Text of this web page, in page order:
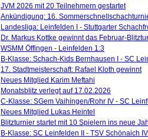
JVM 2026 mit 20 Teilnehmern gestartet
Ankündigung: 16.
Landesliga: Leinfelden I - Stuttgarter
Dr. Markus Kottke gewinnt das Februar-
WSMM Öffingen - Leinfelden 1:3
B-Klasse: Schach-Kids Bernhausen I - SC
17. Stadtmeisterschaft: Rafael Kloth gewinnt
Neues Mitglied Karim Meftahi
Monatsblitz verlegt auf 17.02.2026
C-Klasse: SGem Vaihingen/Rohr IV - SC
Neues Mitglied Lukas Heintel
Blitzturnier startet mit 10 Spielern ins neue
B-Klasse: SC Leinfelden II - TSV Schönaich